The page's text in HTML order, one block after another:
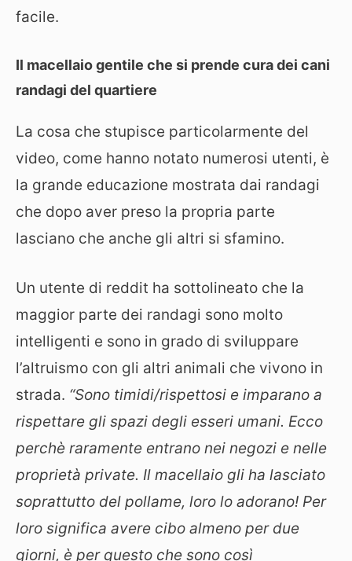
facile.
Il macellaio gentile che si prende cura dei cani
randagi del quartiere
La cosa che stupisce particolarmente del
video, come hanno notato numerosi utenti, è
la grande educazione mostrata dai randagi
che dopo aver preso la propria parte
lasciano che anche gli altri si sfamino.
Un utente di reddit ha sottolineato che la
maggior parte dei randagi sono molto
intelligenti e sono in grado di sviluppare
l’altruismo con gli altri animali che vivono in
strada. “Sono timidi/rispettosi e imparano a
rispettare gli spazi degli esseri umani. Ecco
perchè raramente entrano nei negozi e nelle
proprietà private. Il macellaio gli ha lasciato
soprattutto del pollame, loro lo adorano! Per
loro significa avere cibo almeno per due
giorni, è per questo che sono così